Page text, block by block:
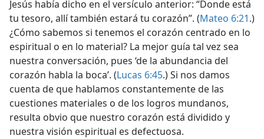
Jesús había dicho en el versículo anterior: “Donde está
tu tesoro, allí también estará tu corazón”. (Mateo 6:21.)
¿Cómo sabemos si tenemos el corazón centrado en lo
espiritual o en lo material? La mejor guía tal vez sea
nuestra conversación, pues ‘de la abundancia del
corazón habla la boca’. (Lucas 6:45.) Si nos damos
cuenta de que hablamos constantemente de las
cuestiones materiales o de los logros mundanos,
resulta obvio que nuestro corazón está dividido y
nuestra visión espiritual es defectuosa.